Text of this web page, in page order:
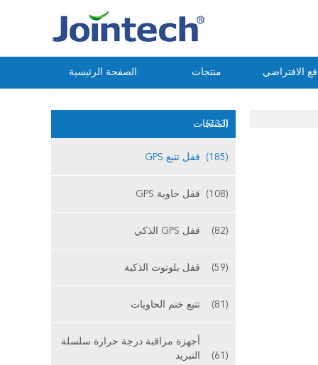
الصفحة الرئيسية منتجات الافتراضي
المنتجات(733)
قفل تتبع GPS (185)
قفل حاوية GPS (108)
قفل GPS الذكي (82)
قفل بلوتوث الذكية (59)
تتبع ختم الحاويات (81)
أجهزة مراقبة درجة حرارة سلسلة
التبريد
(61)